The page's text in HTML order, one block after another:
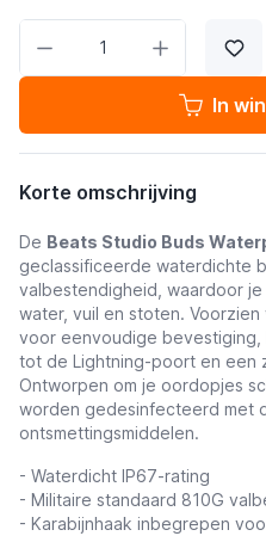
In
Korte omschrijving
De Beats Studio Buds
geclassificeerde waterdichte
valbestendigheid, waardoor
water, vuil en stoten.
voor eenvoudige
tot de Lightning-poort en een
Ontworpen om je oordopjes
worden gedesinfecteerd met
ontsmettingsmiddelen.
- Waterdicht IP67-rating
- Militaire standaard 810G
- Karabijnhaak inbegrepen